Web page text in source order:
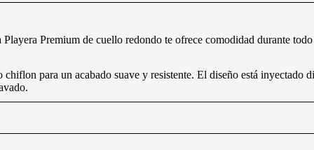
Premium de cuello redondo te ofrece comodidad durante
para un acabado suave y resistente. El diseño está inyectado